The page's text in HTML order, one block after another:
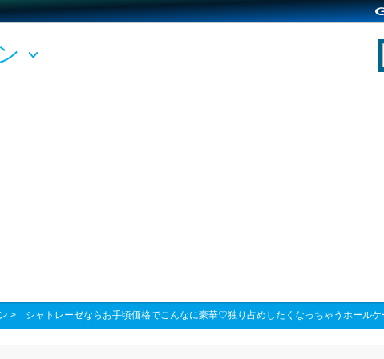
> シャトレーゼならお手頃価格でこんなに豪華♡独り占めしたくなっちゃうホールケ